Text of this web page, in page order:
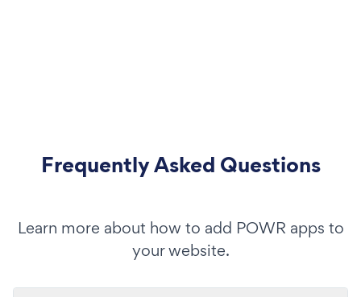
Frequently Asked Questions
Learn more about how to add POWR apps to
your website.